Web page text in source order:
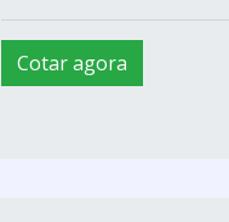
Cotar agora